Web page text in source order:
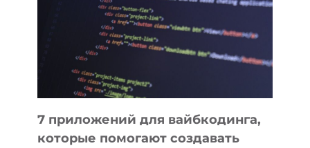
ДЛЯ
РАБОТЫ
7 приложений для вайбкодинга,
которые помогают создавать